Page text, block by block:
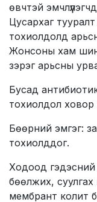
өвчтэй
Цусархаг
тохиолдолд
Жонсоны хам
зэрэг арьсны
Бусад
тохиолдол
Бөөрний эмгэг:
тохиолддог.
Ходоод
бөөлжих,
мембрант колит